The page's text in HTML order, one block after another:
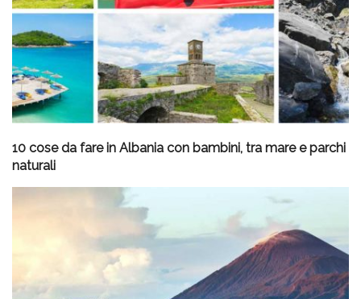
10 cose da fare in Albania con bambini, tra mare e parchi
naturali